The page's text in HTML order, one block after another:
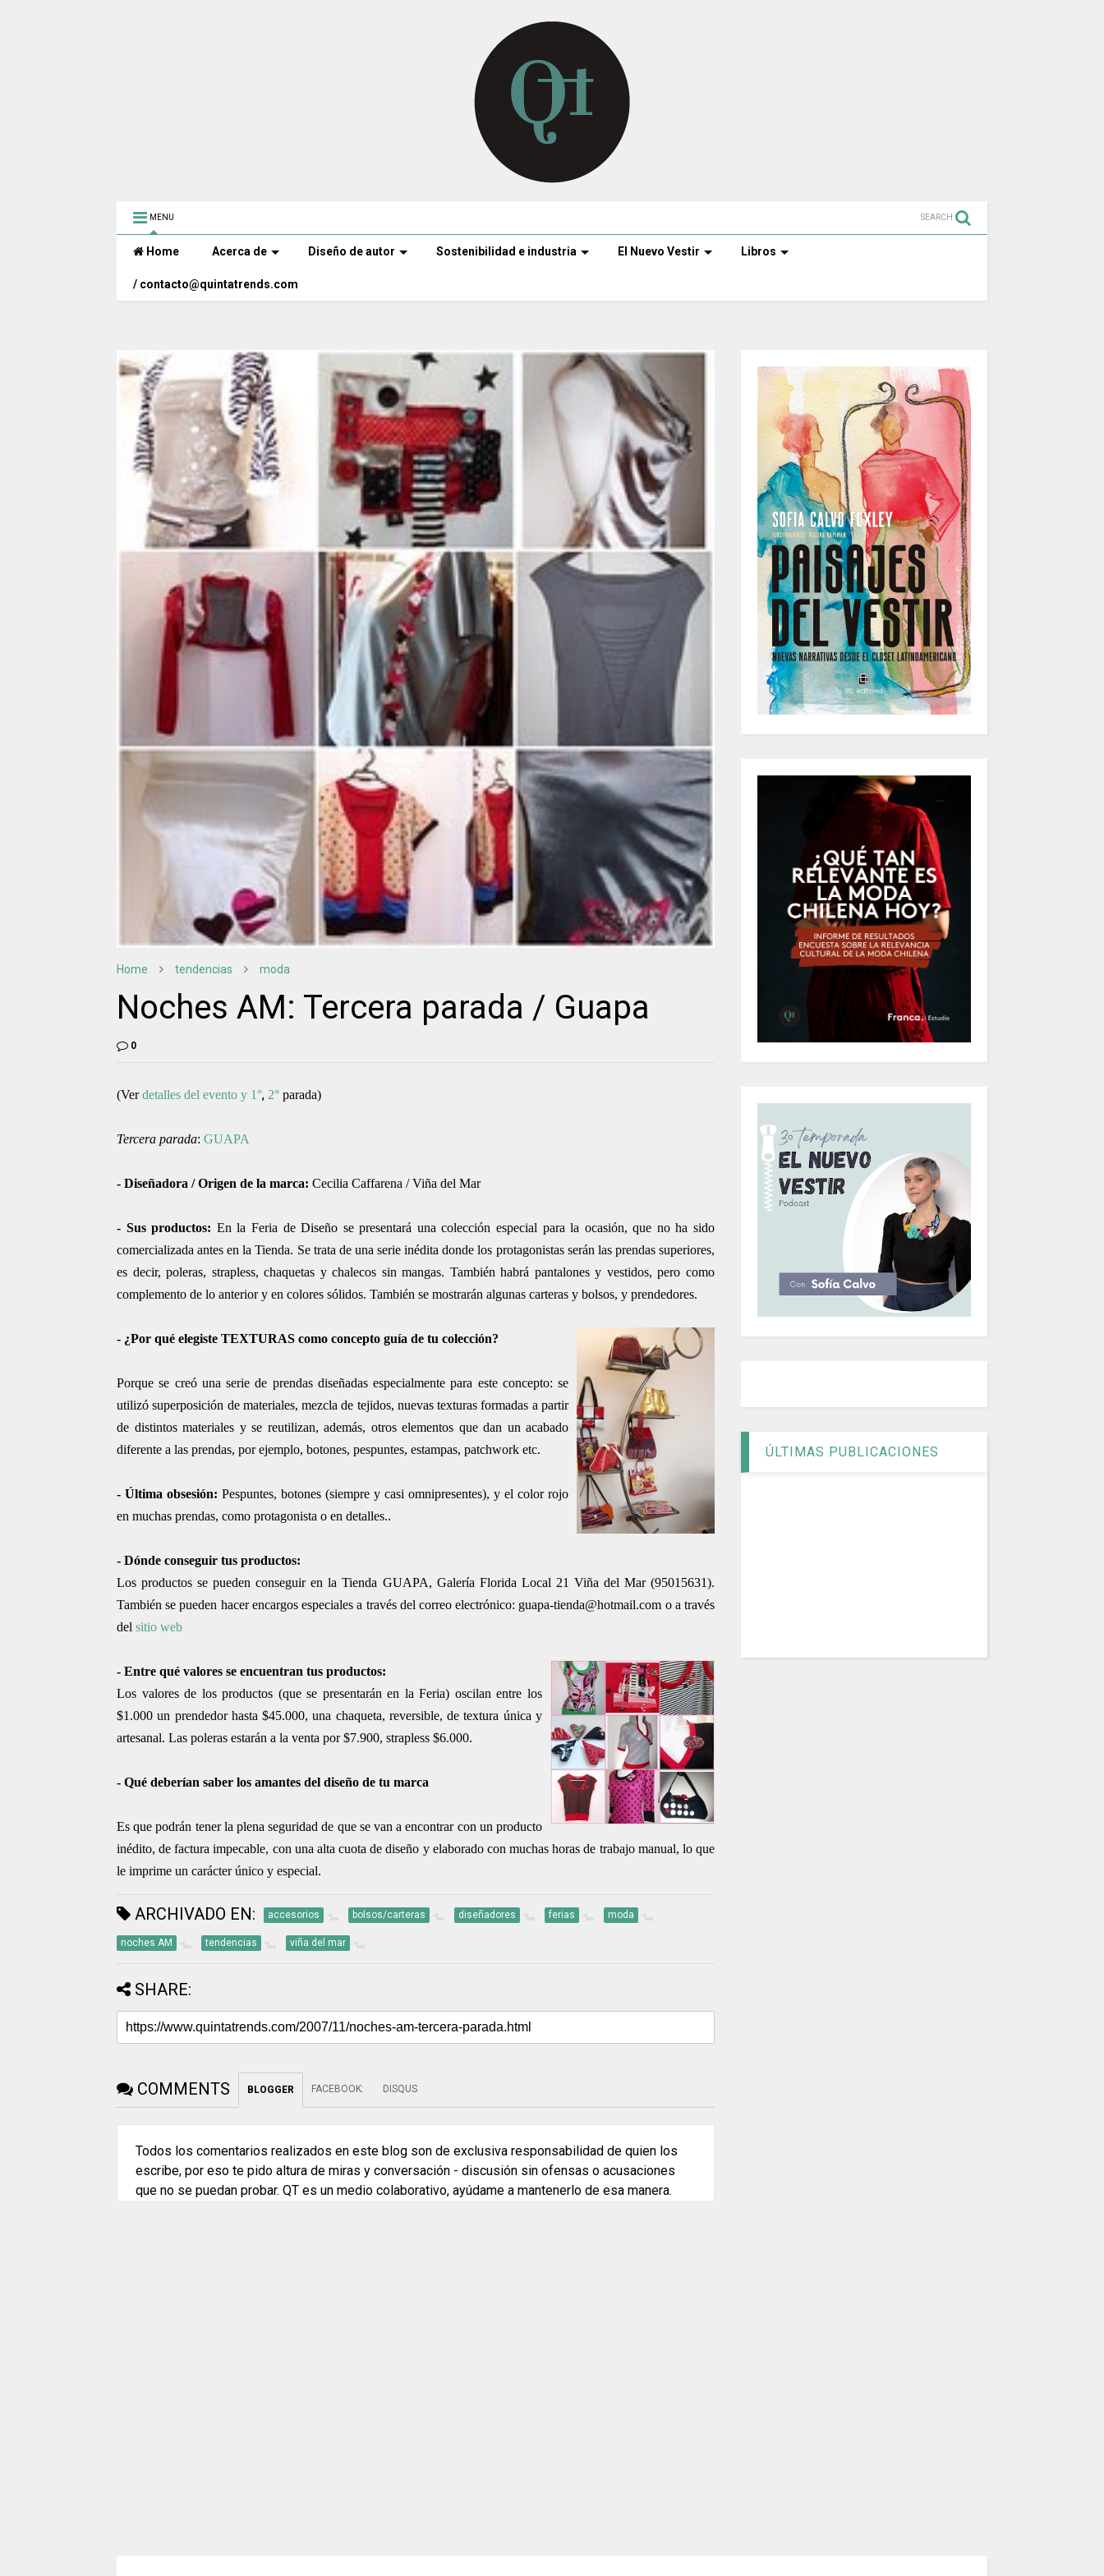
MENU SEARCH
Home Acerca de Diseño de autor Sostenibilidad e industria El Nuevo Vestir Libros
/ contacto@quintatrends.com
Home tendencias moda
Noches AM: Tercera parada / Guapa
0
(Verdetalles del evento y 1°, 2° parada)
Tercera parada: GUAPA
- Diseñadora / Origen de la marca: Cecilia Caffarena / Viña del Mar
- Sus productos: En la Feria de Diseño se presentará una colección especial para la ocasión, que no ha sido
comercializada antes en la Tienda. Se trata de una serie inédita donde los protagonistas serán las prendas superiores,
es decir, poleras, strapless, chaquetas y chalecos sin mangas. También habrá pantalones y vestidos, pero como
complemento de lo anterior y en colores sólidos. También se mostrarán algunas carteras y bolsos, y prendedores.
- ¿Por qué elegiste TEXTURAS como concepto guía de tu colección?
Porque se creó una serie de prendas diseñadas especialmente para este concepto: se
utilizó superposición de materiales, mezcla de tejidos, nuevas texturas formadas a partir
de distintos materiales y se reutilizan, además, otros elementos que dan un acabado
diferente a las prendas, por ejemplo, botones, pespuntes, estampas, patchwork etc.
- Última obsesión: Pespuntes, botones (siempre y casi omnipresentes), y el color rojo
en muchas prendas, como protagonista o en detalles..
- Dónde conseguir tus productos:
Los productos se pueden conseguir en la Tienda GUAPA, Galería Florida Local 21 Viña del Mar (95015631).
También se pueden hacer encargos especiales a través del correo electrónico: guapa-tienda@hotmail.com o a través
del sitio web
- Entre qué valores se encuentran tus productos:
Los valores de los productos (que se presentarán en la Feria) oscilan entre los
$1.000 un prendedor hasta $45.000, una chaqueta, reversible, de textura única y
artesanal. Las poleras estarán a la venta por $7.900, strapless $6.000.
- Qué deberían saber los amantes del diseño de tu marca
Es que podrán tener la plena seguridad de que se van a encontrar con un producto
inédito, de factura impecable, con una alta cuota de diseño y elaborado con muchas horas de trabajo manual, lo que
le imprime un carácter único y especial.
ARCHIVADO EN: accesorios bolsos/carteras diseñadores ferias moda
noches AM tendencias viña del mar
SHARE:
COMMENTS BLOGGER FACEBOOK: DISQUS
Todos los comentarios realizados en este blog son de exclusiva responsabilidad de quien los
escribe, por eso te pido altura de miras y conversación - discusión sin ofensas o acusaciones
que no se puedan probar. QT es un medio colaborativo, ayúdame a mantenerlo de esa manera.
ÚLTIMAS PUBLICACIONES